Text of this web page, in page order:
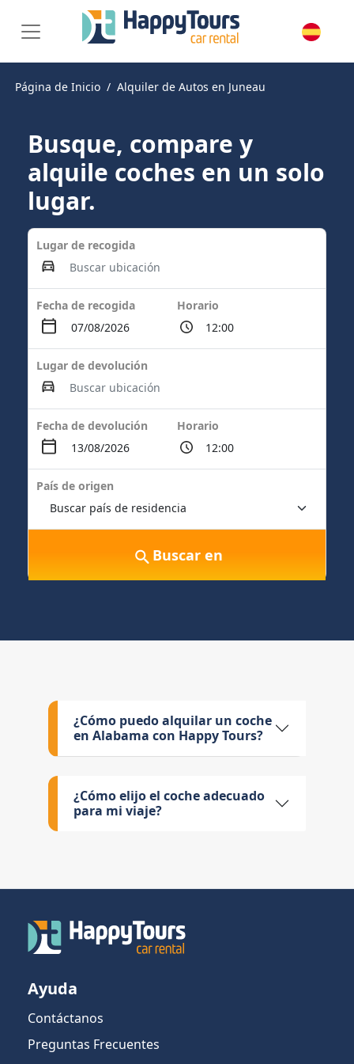
Página de Inicio Alquiler de Autos en Juneau
Busque, compare y
alquile coches en un solo
lugar.
Lugar de recogida
Fecha de recogida Horario
Lugar de devolución
Fecha de devolución Horario
País de origen
Buscar en
¿Cómo puedo alquilar un coche
en Alabama con Happy Tours?
¿Cómo elijo el coche adecuado
para mi viaje?
Ayuda
Contáctanos
Preguntas Frecuentes